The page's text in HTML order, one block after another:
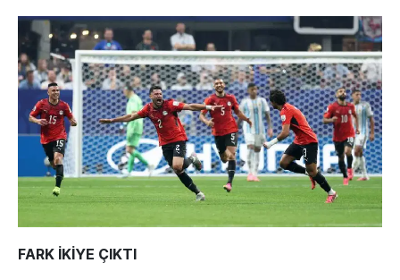
FARK İKİYE ÇIKTI